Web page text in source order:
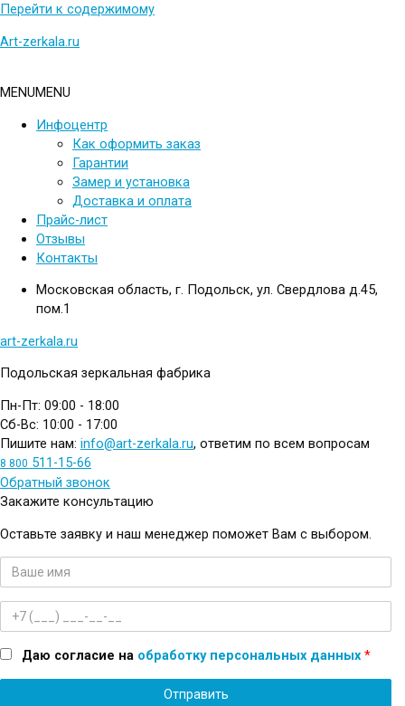
Перейти к содержимому
Art-zerkala.ru
MENUMENU
Инфоцентр
Как оформить заказ
Гарантии
Замер и установка
Доставка и оплата
Прайс-лист
Отзывы
Контакты
Московская область, г. Подольск, ул. Свердлова д.45,
пом.1
art-zerkala.ru
Подольская зеркальная фабрика
Пн-Пт: 09:00 - 18:00
Сб-Вс: 10:00 - 17:00
Пишите нам: info@art-zerkala.ru, ответим по всем вопросам
8 800 511-15-66
Обратный звонок
Закажите консультацию
Оставьте заявку и наш менеджер поможет Вам с выбором.
Имя
Телефон
Даю согласие на обработку персональных данных*